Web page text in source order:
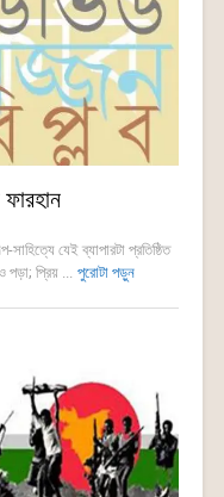
যেই ব্যাপারটা প্রতিষ্ঠিত
পড়া; প্রিয় ... পুরোটা পড়ুন